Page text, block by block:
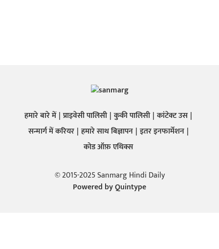
हमारे बारे में प्राइवेसी पालिसी कुकी पालिसी कांटेक्ट उस
सन्मार्ग में करियर हमारे साथ बिज्ञापन इतर इनफार्मेशन
कोड ऑफ़ एथिक्स
© 2015-2025 Sanmarg Hindi Daily
Powered byQuintype